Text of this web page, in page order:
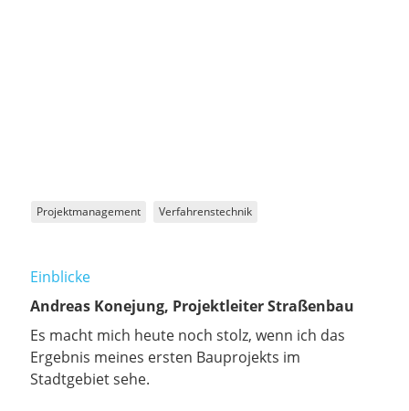
Projektmanagement Verfahrenstechnik
Einblicke
Andreas Konejung, Projektleiter Straßenbau
Es macht mich heute noch stolz, wenn ich das
Ergebnis meines ersten Bauprojekts im
Stadtgebiet sehe.